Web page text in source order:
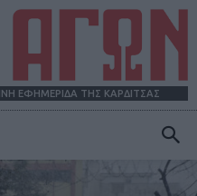
ΕΦΗΜΕΡΙΔΑ ΤΗΣ ΚΑΡΔΙΤΣΑΣ